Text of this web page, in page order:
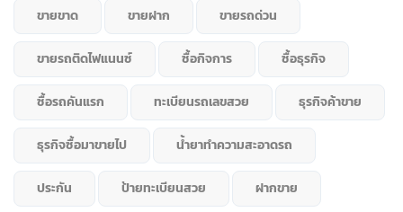
ขายขาด ขายฝาก ขายรถด่วน
ขายรถติดไฟแนนซ์ ซื้อกิจการ ซื้อธุรกิจ
ซื้อรถคันแรก ทะเบียนรถเลขสวย ธุรกิจค้าขาย
ธุรกิจซื้อมาขายไป น้ำยาทำความสะอาดรถ
ประกัน ป้ายทะเบียนสวย ฝากขาย